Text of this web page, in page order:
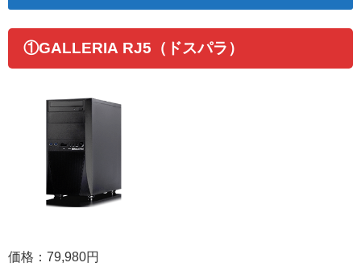
①GALLERIA RJ5（ドスパラ）
価格：79,980円